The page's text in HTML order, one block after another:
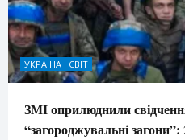
УКРАЇНА І СВІТ
ЗМІ оприлюднили
“загороджувальні